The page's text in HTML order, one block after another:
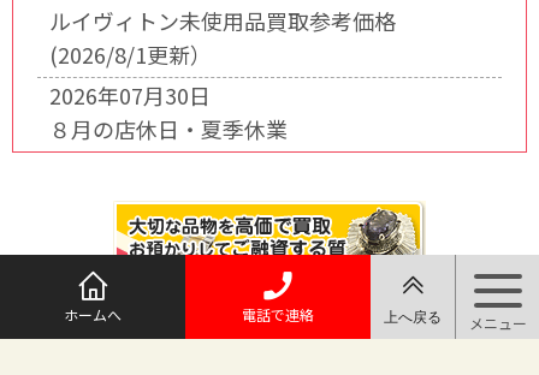
ルイヴィトン未使用品買取参考価格
(2026/8/1更新）
2026年07月30日
８月の店休日・夏季休業
ホームへ 電話で連絡